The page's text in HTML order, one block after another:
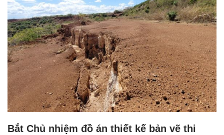
Bắt Chủ nhiệm đồ án thiết kế bản vẽ thi